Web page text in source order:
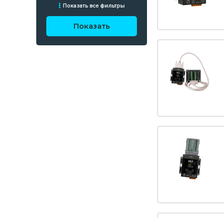
Показать все фильтры
Показать